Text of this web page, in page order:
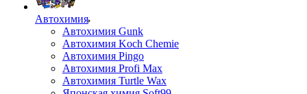
Автохимия
Автохимия Gunk
Автохимия Koch Chemie
Автохимия Pingo
Автохимия Profi Max
Автохимия Turtle Wax